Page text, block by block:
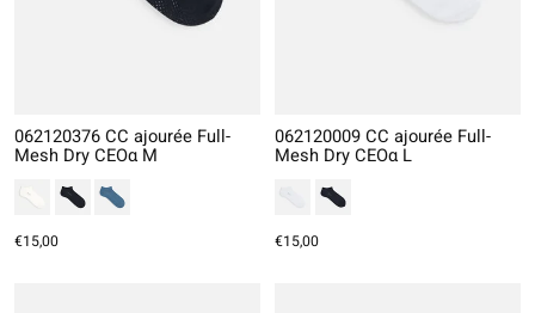
062120376 CC ajourée Full-
Mesh Dry CEOα M
€15,00
062120009 CC ajourée Full-
Mesh Dry CEOα L
€15,00